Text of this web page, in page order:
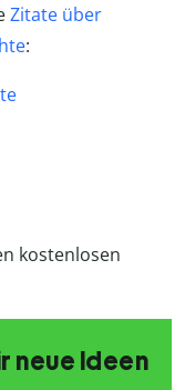
Zitate über
:
kostenlosen
neue Ideen